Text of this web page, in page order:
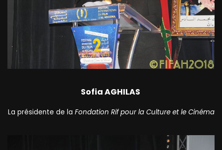
Sofia AGHILAS
La présidente de la Fondation Rif pour la Culture et le Cinéma